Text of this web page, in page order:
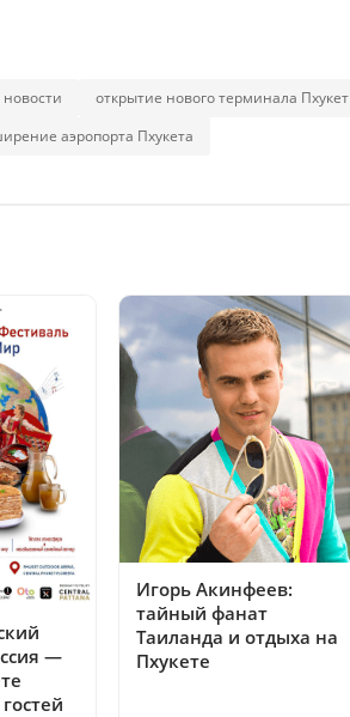
новости
открытие нового терминала Пхукет
аэропорта Пхукета
—
Игорь Акинфеев:
тайный фанат
Таиланда и отдыха на
Пхукете